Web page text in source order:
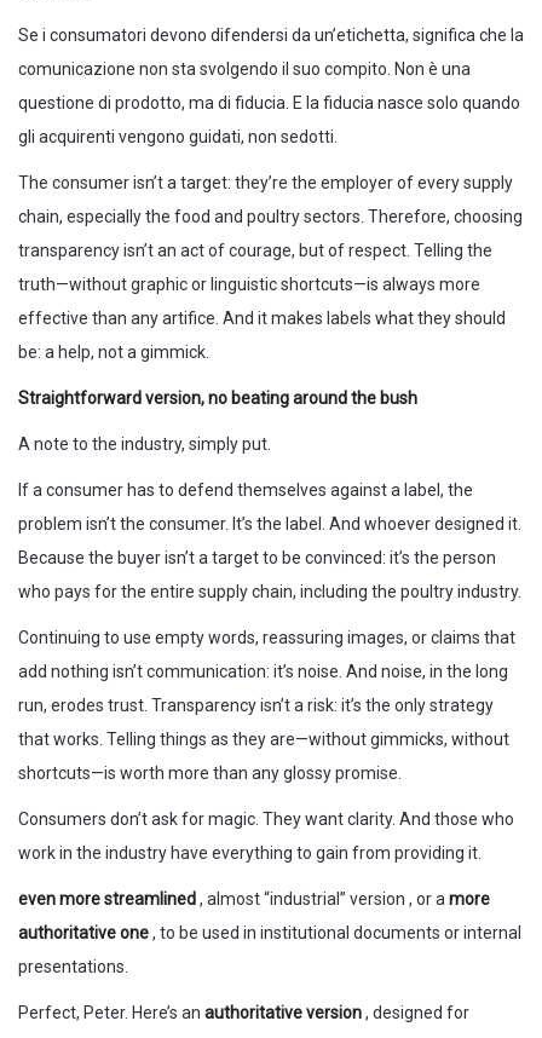
Se i consumatori devono difendersi da un’etichetta, significa che la
comunicazione non sta svolgendo il suo compito. Non è una
questione di prodotto, ma di fiducia. E la fiducia nasce solo quando
gli acquirenti vengono guidati, non sedotti.
The consumer isn’t a target: they’re the employer of every supply
chain, especially the food and poultry sectors. Therefore, choosing
transparency isn’t an act of courage, but of respect. Telling the
truth—without graphic or linguistic shortcuts—is always more
effective than any artifice. And it makes labels what they should
be: a help, not a gimmick.
Straightforward version, no beating around the bush
A note to the industry, simply put.
If a consumer has to defend themselves against a label, the
problem isn’t the consumer. It’s the label. And whoever designed it.
Because the buyer isn’t a target to be convinced: it’s the person
who pays for the entire supply chain, including the poultry industry.
Continuing to use empty words, reassuring images, or claims that
add nothing isn’t communication: it’s noise. And noise, in the long
run, erodes trust. Transparency isn’t a risk: it’s the only strategy
that works. Telling things as they are—without gimmicks, without
shortcuts—is worth more than any glossy promise.
Consumers don’t ask for magic. They want clarity. And those who
work in the industry have everything to gain from providing it.
even more streamlined, almost “industrial” version , or a more
authoritative one, to be used in institutional documents or internal
presentations.
Perfect, Peter. Here’s an authoritative version, designed for